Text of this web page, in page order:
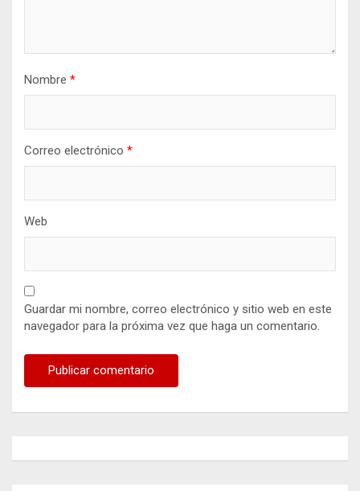
Nombre *
Correo electrónico *
Web
Guardar mi nombre, correo electrónico y sitio web en este
navegador para la próxima vez que haga un comentario.